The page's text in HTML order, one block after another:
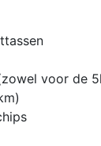
voor de